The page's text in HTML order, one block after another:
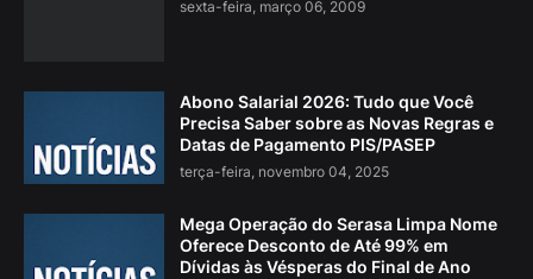
sexta-feira, março 06, 2009
Abono Salarial 2026: Tudo que Você
Precisa Saber sobre as Novas Regras e
Datas de Pagamento PIS/PASEP
terça-feira, novembro 04, 2025
Mega Operação do Serasa Limpa Nome
Oferece Desconto de Até 99% em
Dívidas às Vésperas do Final de Ano